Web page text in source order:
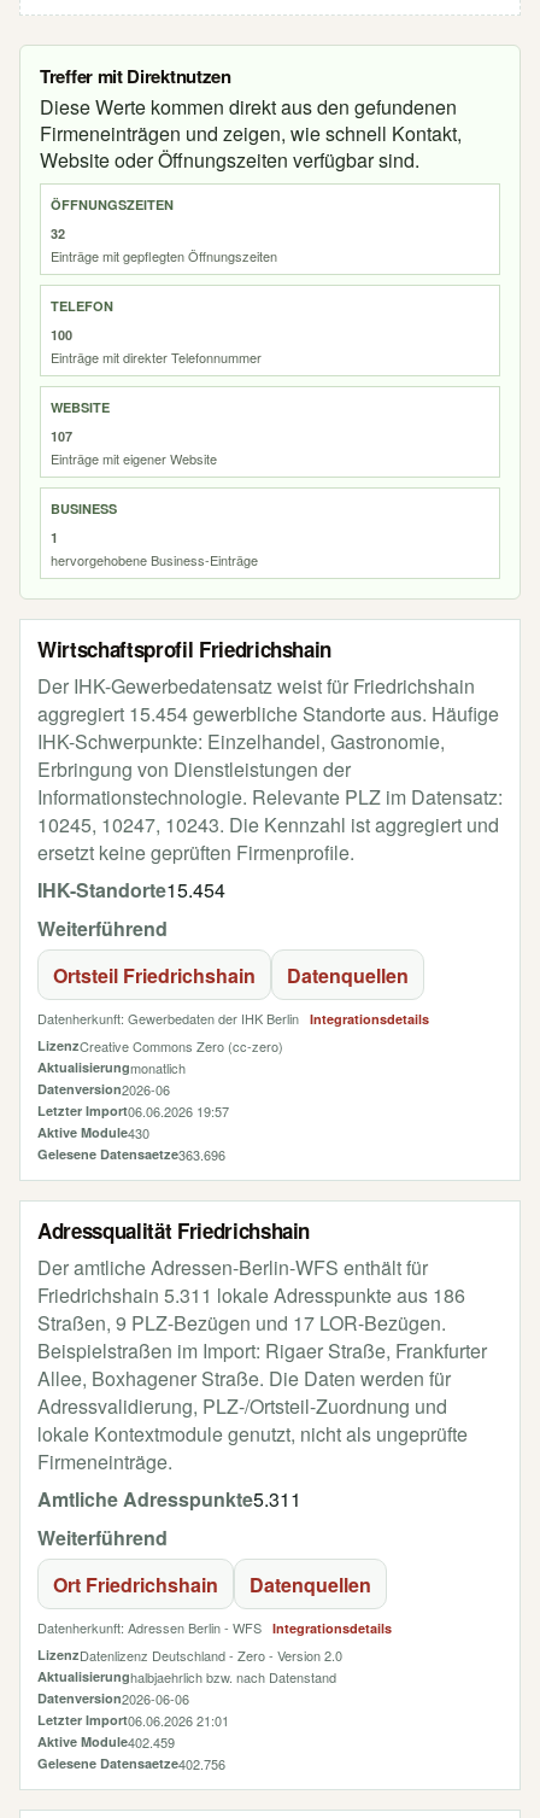
Treffer mit Direktnutzen
Diese Werte kommen direkt aus den gefundenen
Firmeneinträgen und zeigen, wie schnell Kontakt,
Website oder Öffnungszeiten verfügbar sind.
ÖFFNUNGSZEITEN
32
Einträge mit gepflegten Öffnungszeiten
TELEFON
100
Einträge mit direkter Telefonnummer
WEBSITE
107
Einträge mit eigener Website
BUSINESS
1
hervorgehobene Business-Einträge
Wirtschaftsprofil Friedrichshain
Der IHK-Gewerbedatensatz weist für Friedrichshain
aggregiert 15.454 gewerbliche Standorte aus. Häufige
IHK-Schwerpunkte: Einzelhandel, Gastronomie,
Erbringung von Dienstleistungen der
Informationstechnologie. Relevante PLZ im Datensatz:
10245, 10247, 10243. Die Kennzahl ist aggregiert und
ersetzt keine geprüften Firmenprofile.
IHK-Standorte15.454
Weiterführend
Ortsteil Friedrichshain
Datenquellen
Datenherkunft: Gewerbedaten der IHK Berlin Integrationsdetails
LizenzCreative Commons Zero (cc-zero)
Aktualisierungmonatlich
Datenversion2026-06
Letzter Import06.06.2026 19:57
Aktive Module430
Gelesene Datensaetze363.696
Adressqualität Friedrichshain
Der amtliche Adressen-Berlin-WFS enthält für
Friedrichshain 5.311 lokale Adresspunkte aus 186
Straßen, 9 PLZ-Bezügen und 17 LOR-Bezügen.
Beispielstraßen im Import: Rigaer Straße, Frankfurter
Allee, Boxhagener Straße. Die Daten werden für
Adressvalidierung, PLZ-/Ortsteil-Zuordnung und
lokale Kontextmodule genutzt, nicht als ungeprüfte
Firmeneinträge.
Amtliche Adresspunkte5.311
Weiterführend
Ort Friedrichshain
Datenquellen
Datenherkunft: Adressen Berlin - WFS Integrationsdetails
LizenzDatenlizenz Deutschland - Zero - Version 2.0
Aktualisierunghalbjaehrlich bzw. nach Datenstand
Datenversion2026-06-06
Letzter Import06.06.2026 21:01
Aktive Module402.459
Gelesene Datensaetze402.756